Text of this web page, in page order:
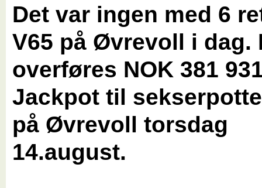
Det var ingen med 6
V65 på Øvrevoll i dag.
overføres NOK 381
Jackpot til
på Øvrevoll torsdag
14.august.